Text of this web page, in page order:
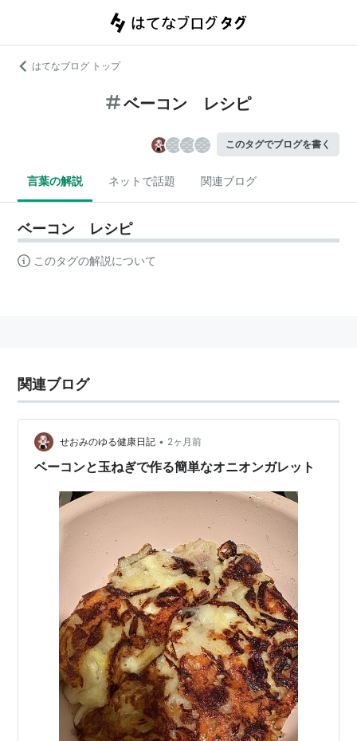
はてなブログ トップ
ベーコン レシピ
このタグでブログを書く
言葉の解説 ネットで話題 関連ブログ
ベーコン レシピ
このタグの解説について
関連ブログ
せおみのゆる健康日記 • 2ヶ月前
ベーコンと玉ねぎで作る簡単なオニオンガレット